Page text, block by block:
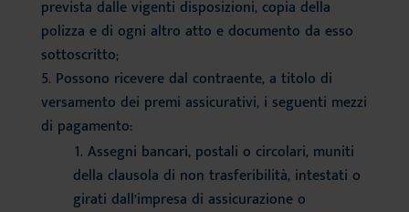
prevista dalle vigenti disposizioni, copia della
polizza e di ogni altro atto e documento da esso
sottoscritto;
Possono ricevere dal contraente, a titolo di
versamento dei premi assicurativi, i seguenti mezzi
di pagamento:
Assegni bancari, postali o circolari, muniti
della clausola di non trasferibilità, intestati o
girati dall’impresa di assicurazione o